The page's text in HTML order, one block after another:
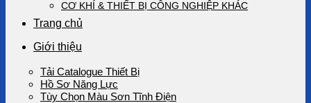
CƠ KHÍ & THIẾT BỊ CÔNG NGHIỆP KHÁC
Trang chủ
Giới thiệu
Tải Catalogue Thiết Bị
Hồ Sơ Năng Lực
Tùy Chọn Màu Sơn Tĩnh Điện